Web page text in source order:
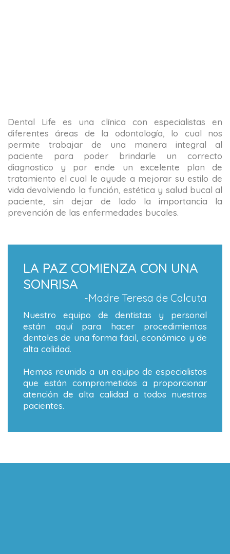
Dental Life es una clínica con especialistas en
diferentes áreas de la odontología, lo cual nos
permite trabajar de una manera integral al
paciente para poder brindarle un correcto
diagnostico y por ende un excelente plan de
tratamiento el cual le ayude a mejorar su estilo de
vida devolviendo la función, estética y salud bucal al
paciente, sin dejar de lado la importancia la
prevención de las enfermedades bucales.
LA PAZ COMIENZA CON UNA
SONRISA
-Madre Teresa de Calcuta
Nuestro equipo de dentistas y personal
están aquí para hacer procedimientos
dentales de una forma fácil, económico y de
alta calidad.
Hemos reunido a un equipo de especialistas
que están comprometidos a proporcionar
atención de alta calidad a todos nuestros
pacientes.